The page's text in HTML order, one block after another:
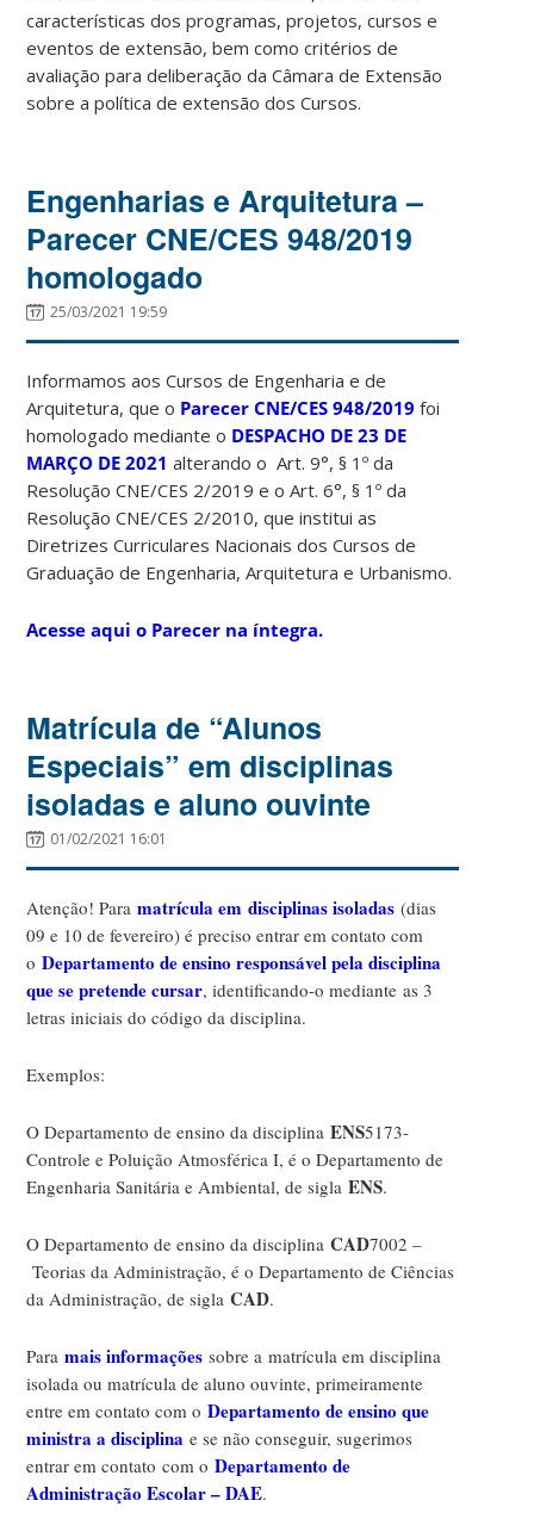
características dos programas, projetos, cursos e
eventos de extensão, bem como critérios de
avaliação para deliberação da Câmara de Extensão
sobre a política de extensão dos Cursos.
Engenharias e Arquitetura –
Parecer CNE/CES 948/2019
homologado
25/03/2021 19:59
Informamos aos Cursos de Engenharia e de
Arquitetura, que o Parecer CNE/CES 948/2019 foi
homologado mediante o DESPACHO DE 23 DE
MARÇO DE 2021 alterando o Art. 9°, § 1º da
Resolução CNE/CES 2/2019 e o Art. 6°, § 1º da
Resolução CNE/CES 2/2010, que institui as
Diretrizes Curriculares Nacionais dos Cursos de
Graduação de Engenharia, Arquitetura e Urbanismo.
Acesse aqui o Parecer na íntegra.
Matrícula de “Alunos
Especiais” em disciplinas
isoladas e aluno ouvinte
01/02/2021 16:01
Atenção! Paramatrícula emdisciplinas isoladas (dias
09 e 10 de fevereiro) é preciso entrar em contato com
oDepartamento de ensino responsável pela disciplina
que se pretende cursar, identificando-o mediante as 3
letras iniciais do código da disciplina.
Exemplos:
O Departamento de ensino da disciplinaENS5173-
Controle e Poluição Atmosférica I, é o Departamento de
Engenharia Sanitária e Ambiental, de siglaENS.
O Departamento de ensino da disciplinaCAD7002 –
Teorias da Administração, é o Departamento de Ciências
da Administração, de siglaCAD.
Paramais informações sobre a matrícula em disciplina
isolada ou matrícula de aluno ouvinte, primeiramente
entre em contato com oDepartamento de ensino que
ministra a disciplina e se não conseguir, sugerimos
entrar em contato com oDepartamento de
Administração Escolar – DAE.